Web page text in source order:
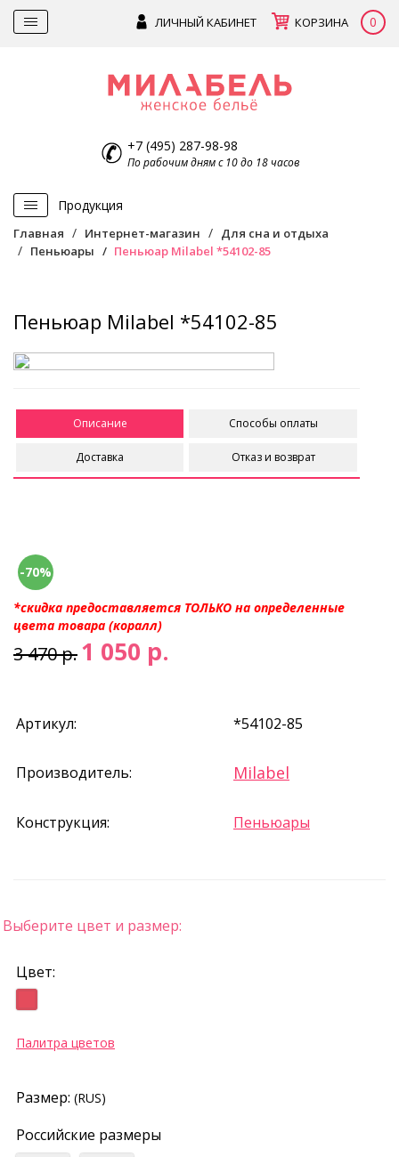
ЛИЧНЫЙ КАБИНЕТ КОРЗИНА 0
+7 (495) 287-98-98
По рабочим дням с 10 до 18 часов
Продукция
Главная Интернет-магазин
Для сна и отдыха
Пеньюары
Пеньюар Milabel *54102-85
Пеньюар Milabel *54102-85
Описание Способы оплаты
Доставка Отказ и возврат
-70%
*скидка предоставляется ТОЛЬКО на определенные
цвета товара (коралл)
3 470 р.1 050 р.
Артикул: *54102-85
Производитель: Milabel
Конструкция: Пеньюары
Выберите цвет и размер:
Цвет:
Палитра цветов
Размер: (RUS)
Российские размеры